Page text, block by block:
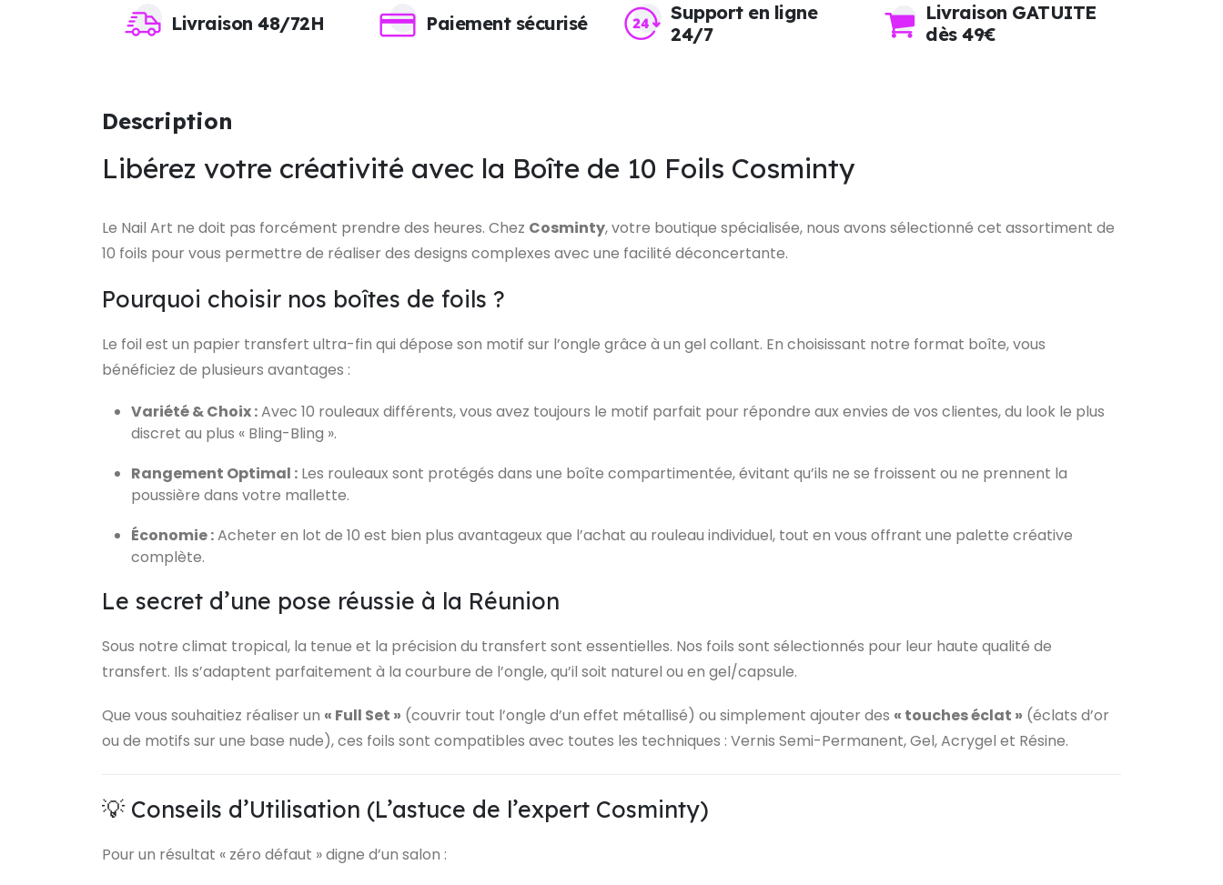
Livraison 48/72H Paiement sécurisé
Support en ligne
24/7
Livraison GATUITE
dès 49€
Description
Libérez votre créativité avec la Boîte de 10 Foils Cosminty
Le Nail Art ne doit pas forcément prendre des heures. Chez Cosminty, votre boutique spécialisée, nous avons sélectionné cet assortiment de
10 foils pour vous permettre de réaliser des designs complexes avec une facilité déconcertante.
Pourquoi choisir nos boîtes de foils ?
Le foil est un papier transfert ultra-fin qui dépose son motif sur l’ongle grâce à un gel collant. En choisissant notre format boîte, vous
bénéficiez de plusieurs avantages :
Variété & Choix :Avec 10 rouleaux différents, vous avez toujours le motif parfait pour répondre aux envies de vos clientes, du look le plus
discret au plus « Bling-Bling ».
Rangement Optimal : Les rouleaux sont protégés dans une boîte compartimentée, évitant qu’ils ne se froissent ou ne prennent la
poussière dans votre mallette.
Économie :Acheter en lot de 10 est bien plus avantageux que l’achat au rouleau individuel, tout en vous offrant une palette créative
complète.
Le secret d’une pose réussie à la Réunion
Sous notre climat tropical, la tenue et la précision du transfert sont essentielles. Nos foils sont sélectionnés pour leur haute qualité de
transfert. Ils s’adaptent parfaitement à la courbure de l’ongle, qu’il soit naturel ou en gel/capsule.
Que vous souhaitiez réaliser un « Full Set » (couvrir tout l’ongle d’un effet métallisé) ou simplement ajouter des « touches éclat » (éclats d’or
ou de motifs sur une base nude), ces foils sont compatibles avec toutes les techniques : Vernis Semi-Permanent, Gel, Acrygel et Résine.
💡 Conseils d’Utilisation (L’astuce de l’expert Cosminty)
Pour un résultat « zéro défaut » digne d’un salon :